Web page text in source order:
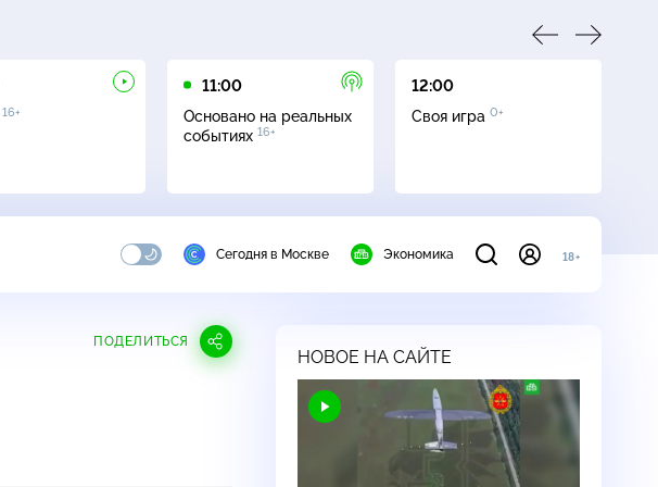
16+
11:00
Основано на реальных
событиях 16+
12:00
Своя игра 0+
Сегодня в Москве Экономика 18+
ПОДЕЛИТЬСЯ
НОВОЕ НА САЙТЕ